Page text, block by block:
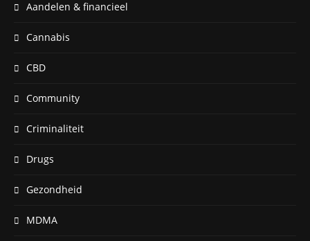
Aandelen & financieel
Cannabis
CBD
Community
Criminaliteit
Drugs
Gezondheid
MDMA